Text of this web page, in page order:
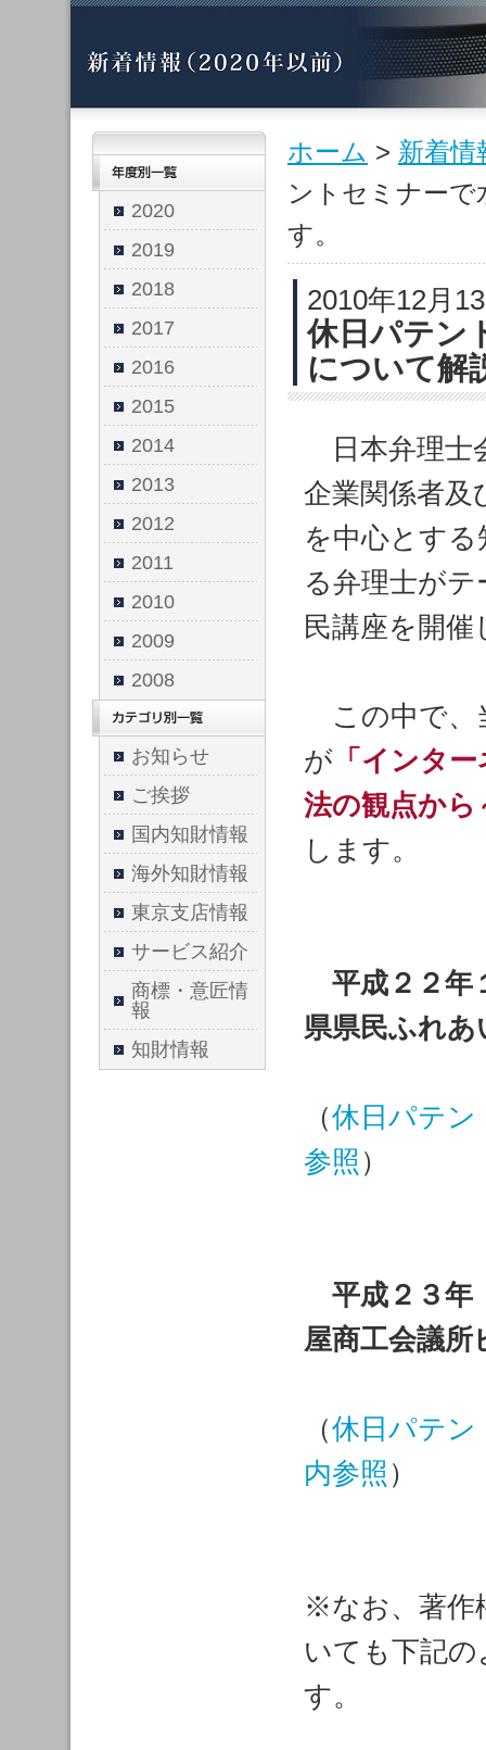
ホーム > 新着情
ントセミナーで
す。
2010年12月
休日パテン
について解
日本弁理士
企業関係者及
を中心とす
る弁理士が
民講座を開
この中で、
が 「インタ
法の観点から
します。
平成２２年
県県民ふれあ
（休日パテン
参照 ）
平成２３
屋商工会議所
（休日パテン
内参照 ）
※なお、著作
いても下記
す。
2020
2019
2018
2017
2016
2015
2014
2013
2012
2011
2010
2009
2008
お知らせ
ご挨拶
国内知財情報
海外知財情報
東京支店情報
サービス紹介
商標・意匠情
報
知財情報